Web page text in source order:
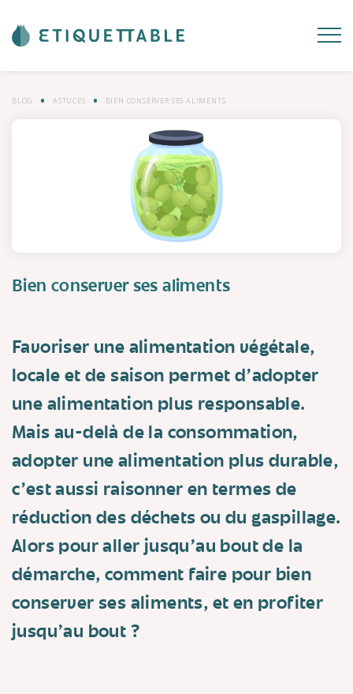
BLOG ASTUCES BIEN CONSERVER SES ALIMENTS
Bien conserver ses aliments
Favoriser une alimentation végétale,
locale et de saison permet d'adopter
une alimentation plus responsable.
Mais au-delà de la consommation,
adopter une alimentation plus durable,
c'est aussi raisonner en termes de
réduction des déchets ou du gaspillage.
Alors pour aller jusqu'au bout de la
démarche, comment faire pour bien
conserver ses aliments, et en profiter
jusqu'au bout ?